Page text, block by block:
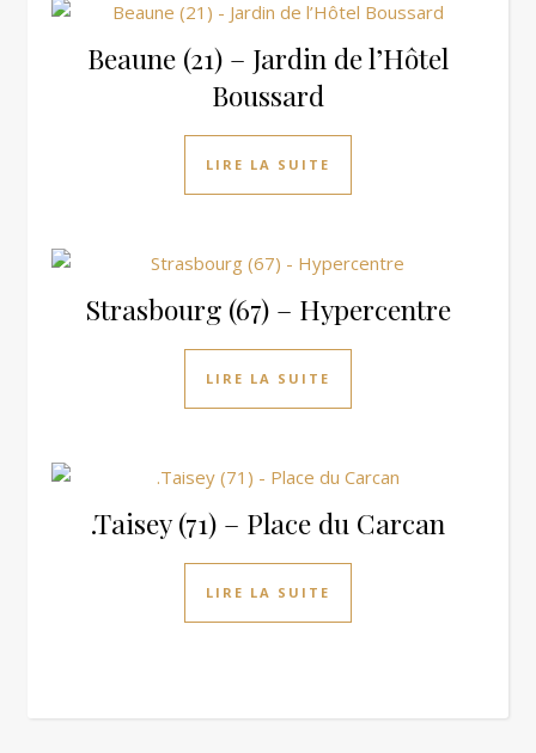
Beaune (21) – Jardin de l’Hôtel
Boussard
LIRE LA SUITE
Strasbourg (67) – Hypercentre
LIRE LA SUITE
.Taisey (71) – Place du Carcan
LIRE LA SUITE